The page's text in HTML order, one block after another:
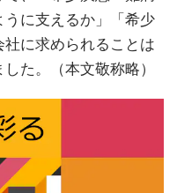
に支えるか」「希少
に求められることは
た。（本文敬称略）